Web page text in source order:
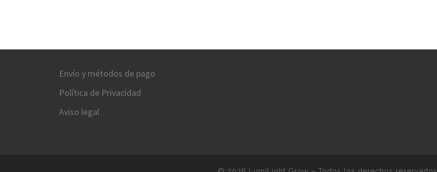
Envío y métodos de pago
Política de Privacidad
Aviso legal